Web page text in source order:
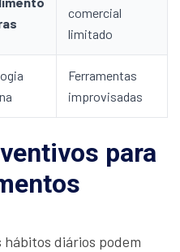
comercial
limitado
Ferramentas
improvisadas
para
hábitos diários podem